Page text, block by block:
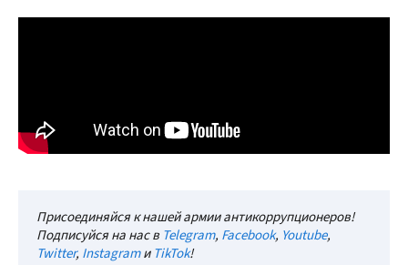
Присоединяйся к нашей армии антикоррупционеров!
Подписуйся на нас в Telegram, Facebook, Youtube,
Twitter, InstagramиTikTok!